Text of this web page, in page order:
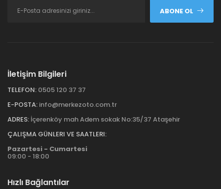
ABONE OL
İletişim Bilgileri
TELEFON: 0505 120 37 37
E-POSTA: info@merkezoto.com.tr
ADRES: İçerenköy mah Adem sokak No:35/37 Ataşehir
ÇALIŞMA GÜNLERI VE SAATLERI:
Pazartesi - Cumartesi
09:00 - 18:00
Hızlı Bağlantılar